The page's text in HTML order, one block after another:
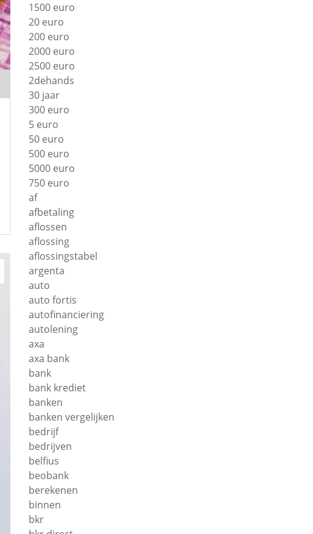
1500 euro
20 euro
200 euro
2000 euro
2500 euro
2dehands
30 jaar
300 euro
5 euro
50 euro
500 euro
5000 euro
750 euro
af
afbetaling
aflossen
aflossing
aflossingstabel
argenta
auto
auto fortis
autofinanciering
autolening
axa
axa bank
bank
bank krediet
banken
banken vergelijken
bedrijf
bedrijven
belfius
beobank
berekenen
binnen
bkr